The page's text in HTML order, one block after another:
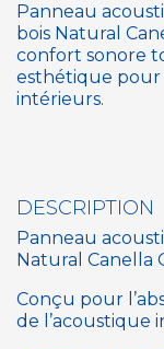
Panneau
bois Natural
confort sonore
esthétique pour
intérieurs.
DESCRIPTION
Panneau
Natural Canella
Conçu pour
de l’acoustique